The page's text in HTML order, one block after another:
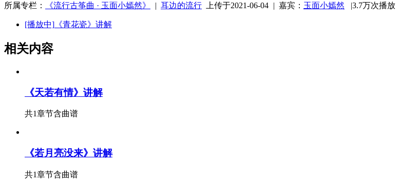
所属专栏： 《流行古筝曲 · 玉面小嫣然》 | 耳边的流行 上传于2021-06-04 | 嘉宾： 玉面小嫣然 |3.7万次播放
[播放中] 《青花瓷》讲解
相关内容
《天若有情》讲解
共1章节含曲谱
《若月亮没来》讲解
共1章节含曲谱